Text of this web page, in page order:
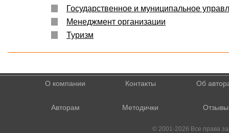
Государственное и муниципальное
Менеджмент организации
Туризм
О компании Контакты Об
Авторам Методички Отзывы
© 2001-2026 Все права